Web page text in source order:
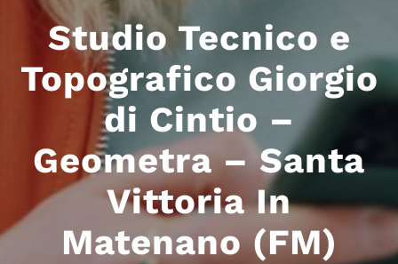
Studio Tecnico e
Topografico Giorgio
di Cintio –
Geometra – Santa
Vittoria In
Matenano (FM)